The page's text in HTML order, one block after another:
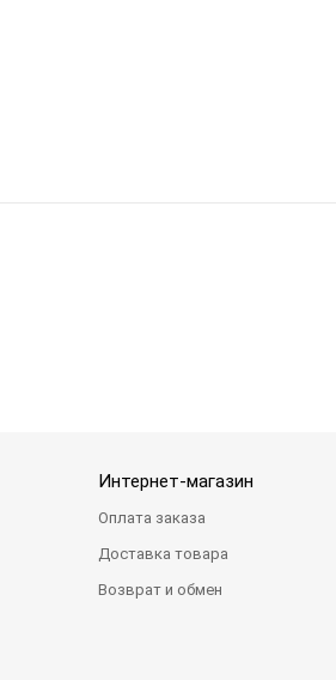
Интернет-магазин
Оплата заказа
Доставка товара
Возврат и обмен